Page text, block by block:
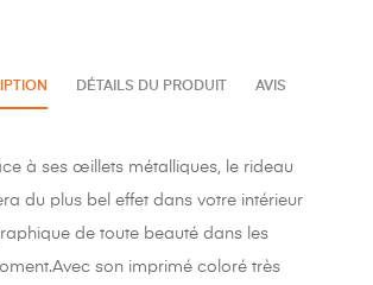
DÉTAILS DU PRODUIT AVIS
à ses œillets métalliques, le rideau
du plus bel effet dans votre intérieur
de toute beauté dans les
son imprimé coloré très